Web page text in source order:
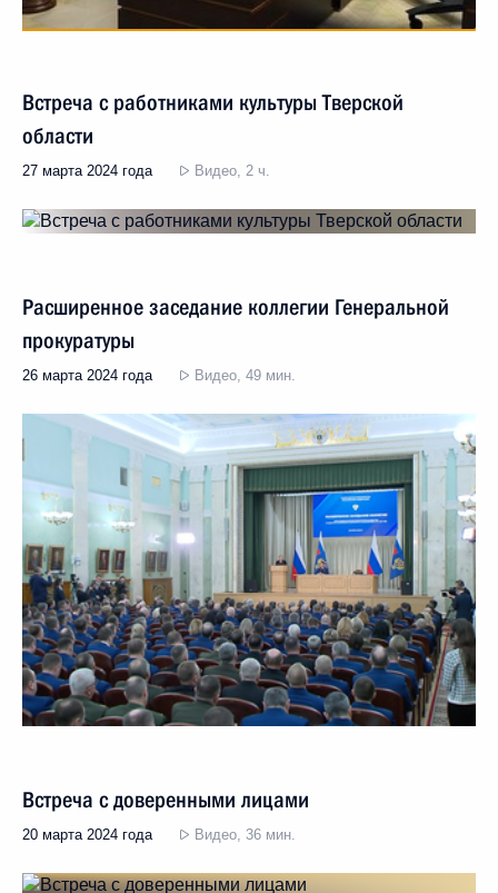
Встреча с работниками культуры Тверской
области
27 марта 2024 года Видео, 2 ч.
Расширенное заседание коллегии Генеральной
прокуратуры
26 марта 2024 года Видео, 49 мин.
Встреча с доверенными лицами
20 марта 2024 года Видео, 36 мин.